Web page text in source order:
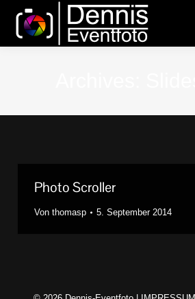
Photo Scroller
Von thomasp 5. September 2014